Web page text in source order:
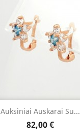
Auksiniai Auskarai Su...
Kaina
82,00 €